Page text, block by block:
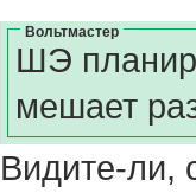
Вольтмастер
ШЭ
мешает
Видите-ли,